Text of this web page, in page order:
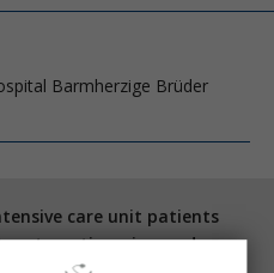
Barmherzige Brüder
care unit patients
review and